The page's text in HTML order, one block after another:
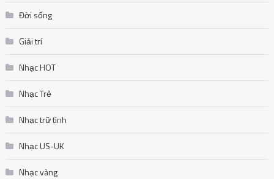
Đời sống
Giải trí
Nhạc HOT
Nhạc Trẻ
Nhạc trữ tình
Nhạc US-UK
Nhạc vàng